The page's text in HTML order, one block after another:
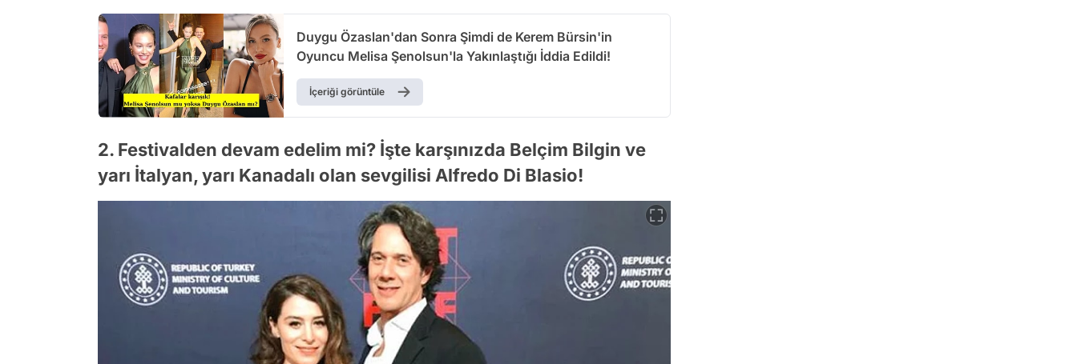
Duygu Özaslan'dan Sonra Şimdi de Kerem Bürsin'in
Oyuncu Melisa Şenolsun'la Yakınlaştığı İddia Edildi!
İçeriği görüntüle
2. Festivalden devam edelim mi? İşte karşınızda Belçim Bilgin ve
yarı İtalyan, yarı Kanadalı olan sevgilisi Alfredo Di Blasio!